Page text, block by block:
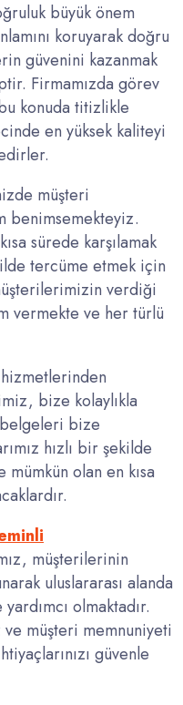
büyük önem
koruyarak doğru
güvenini kazanmak
Firmamızda görev
konuda titizlikle
en yüksek kaliteyi
müşteri
benimsemekteyiz.
sürede karşılamak
tercüme etmek için
verdiği
vermekte ve her türlü
hizmetlerinden
bize kolaylıkla
bize
hızlı bir şekilde
olan en kısa
müşterilerinin
uluslararası alanda
olmaktadır.
ve müşteri memnuniyeti
güvenle